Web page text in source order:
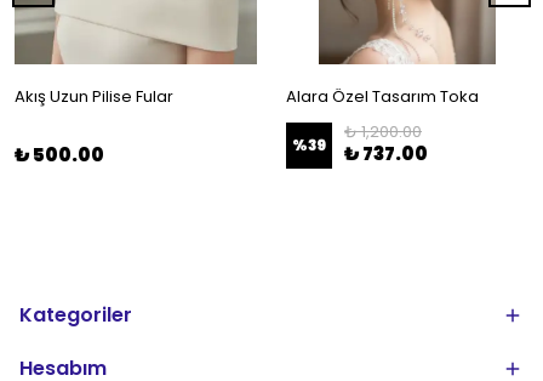
Akış Uzun Pilise Fular
₺ 500.00
Alara Özel Tasarım Toka
%39
₺ 1,200.00
₺ 737.00
Kategoriler
Hesabım